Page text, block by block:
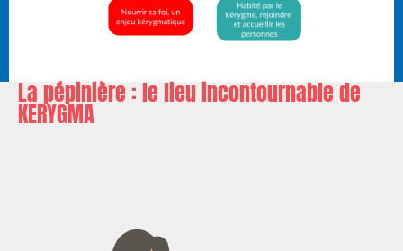
La pépinière : le lieu incontournable de
KERYGMA